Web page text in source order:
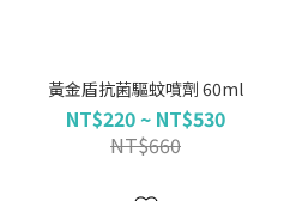
黃金盾抗菌驅蚊噴劑 60ml
NT$220 ~ NT$530
NT$660